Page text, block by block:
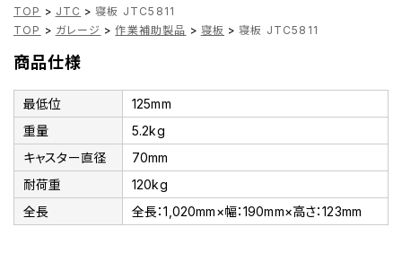
TOP > JTC > 寝板 JTC5811
TOP > ガレージ > 作業補助製品 > 寝板 > 寝板 JTC5811
商品仕様
最低位
125mm
重量
5.2kg
キャスター直径
70mm
耐荷重
120kg
全長
全長：1,020mm×幅：190mm×高さ：123mm